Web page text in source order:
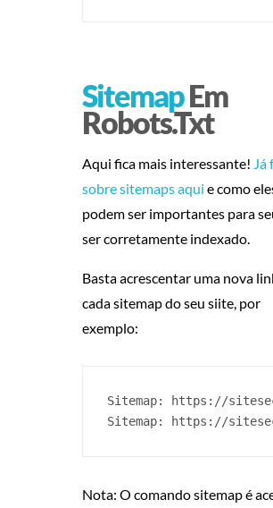
SitemapEm
Robots.txt
Aqui fica mais interessante! Já
sobre sitemaps aqui e como
podem ser importantes para
ser corretamente indexado.
Basta acrescentar uma nova
cada sitemap do seu siite, por
exemplo:
Sitemap: https://
Sitemap: https://
Nota: O comando sitemap é